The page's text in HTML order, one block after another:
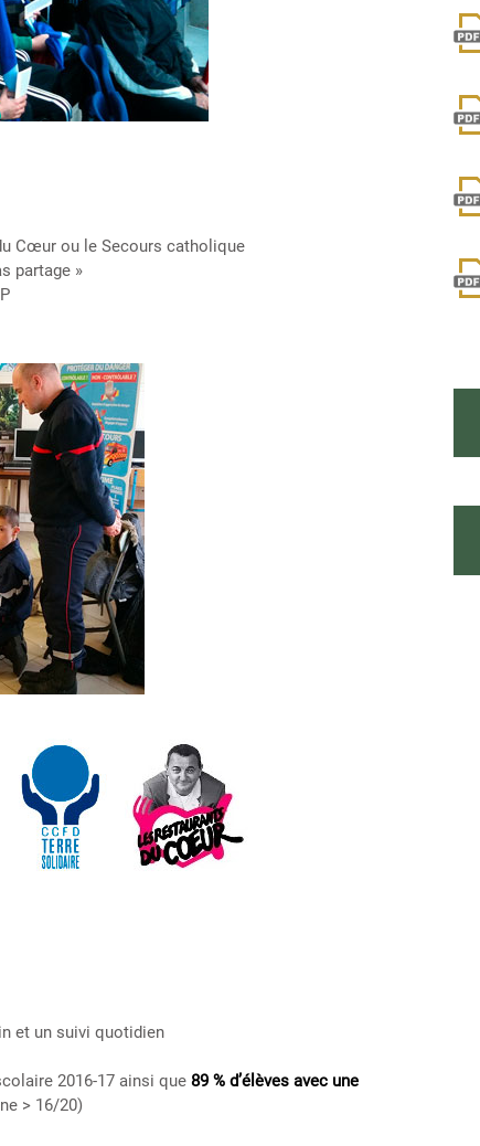
Cœur ou le Secours catholique
partage »
et un suivi quotidien
2016-17 ainsi que 89 % d’élèves avec une
> 16/20)